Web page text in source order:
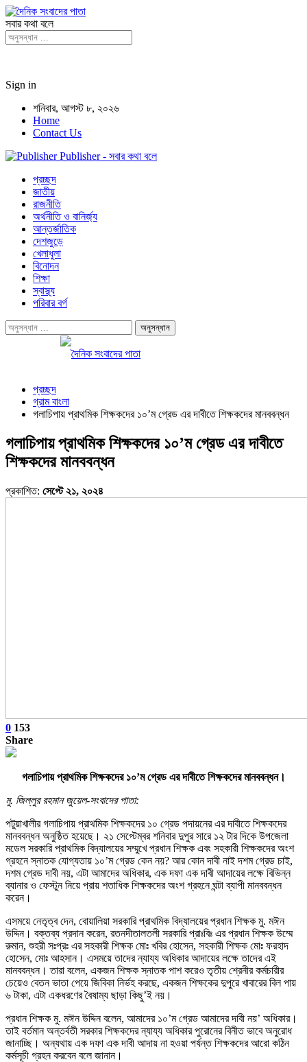
সবার কথা বলে
Sign in
শনিবার, আগস্ট ৮, ২০২৬
Home
Contact Us
Publisher - সবার কথা বলে
প্রচ্ছদ
জাতীয়
রাজনীতি
অর্থনীতি ও বানির্জ্য
আন্তর্জাতিক
দেশজুড়ে
খেলাধুলা
বিনোদন
শিক্ষা
স্বাস্থ্য
পরিবার বর্গ
প্রচ্ছদ
গ্রাম বাংলা
গলাচিপায় প্রাথমিক শিক্ষকদের ১০’ম গ্রেড এর দাবীতে শিক্ষকদের মানববন্ধন
গলাচিপায় প্রাথমিক শিক্ষকদের ১০’ম গ্রেড এর দাবীতে
শিক্ষকদের মানববন্ধন
প্রকাশিত: সেপ্টে ২১, ২০২৪
0 153
Share
গলাচিপায় প্রাথমিক শিক্ষকদের ১০’ম গ্রেড এর দাবীতে শিক্ষকদের মানববন্ধন।
মু. জিল্লুর রহমান জুয়েল-সংবাদের পাতা:
পটুয়াখালীর গলাচিপায় প্রাথমিক শিক্ষকদের ১০ গ্রেড পদায়নের এর দাবীতে শিক্ষকদের
মানববন্ধন অনুষ্ঠিত হয়েছে। ২১ সেপ্টেম্বর শনিবার দুপুর সারে ১২ টার দিকে উপজেলা
মডেল সরকারি প্রাথমিক বিদ্যালয়ের সম্মুখে প্রধান শিক্ষক এবং সহকারী শিক্ষকদের অংশ
গ্রহনে স্নাতক যোগ্যতায় ১০’ম গ্রেড কেন নয়? আর কোন দাবী নাই দশম গ্রেড চাই,
দশম গ্রেড দাবী নয়, এটা আমাদের অধিকার, এক দফা এক দাবী আদায়ের লক্ষে বিভিন্ন
ব্যানার ও ফেস্টুন নিয়ে প্রায় শতাধিক শিক্ষকদের অংশ গ্রহনে ঘন্টা ব্যাপী মানববন্ধন
করেন।
এসময়ে নেতৃত্ব দেন, বোয়ালিয়া সরকারি প্রাথমিক বিদ্যালয়ের প্রধান শিক্ষক মু. মঈন
উদ্দিন। বক্তব্য প্রদান করেন, রতনদীতালতলী সরকারি প্রাঃবিঃ এর প্রধান শিক্ষক উম্মে
রুমান, শুহরী সঃপ্রঃ এর সহকারী শিক্ষক মোঃ খবির হোসেন, সহকারী শিক্ষক মোঃ ফরহাদ
হোসেন, মোঃ আহসান। এসময়ে তাদের ন্যায্য অধিকার আদায়ের লক্ষে তাদের এই
মানববন্ধন। তারা বলেন, একজন শিক্ষক স্নাতক পাশ করেও তৃতীয় শ্রেনীর কর্মচারীর
চেয়েও বেতন ভাতা পেয়ে জিবিকা নির্ভহ করছে, একজন শিক্ষকের দুপুরে খাবারের বিল পায়
৬ টাকা, এটা একধরণের বৈষাম্য ছাড়া কিছু’ই নয়।
প্রধান শিক্ষক মু. মঈন উদ্দিন বলেন, আমাদের ১০’ম গ্রেড আমাদের দাবী নয়’ অধিকার।
তাই বর্তমান অন্তর্বতী সরকার শিক্ষকদের ন্যায্য অধিকার পুরোনের বিনীত ভাবে অনুরোধ
জানাচ্ছি। অন্যথায় এক দফা এক দাবী আদায় না হওয়া পর্যন্ত শিক্ষকদের আরো কঠিন
কর্মসূচী গ্রহন করবেন বলে জানান।